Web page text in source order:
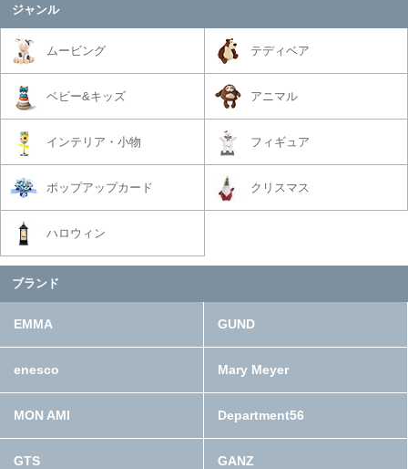
ジャンル
ムービング テディベア
ベビー&キッズ アニマル
インテリア・小物 フィギュア
ポップアップカード クリスマス
ハロウィン
ブランド
EMMA GUND
enesco Mary Meyer
MON AMI Department56
GTS GANZ